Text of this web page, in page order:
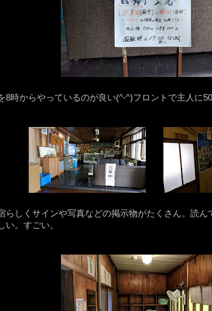
8時からやっているのが良い(^-^)フロントで主人に
らしくサインや写真などの掲示物がたくさん。読
い。すごい。